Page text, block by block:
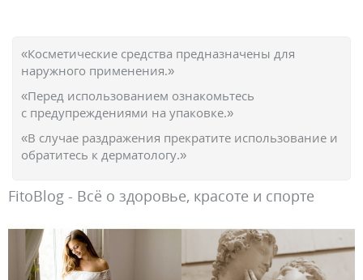
«Косметические средства предназначены для
наружного применения.»
«Перед использованием ознакомьтесь
с предупреждениями на упаковке.»
«В случае раздражения прекратите использование и
обратитесь к дерматологу.»
FitoBlog - Всё о здоровье, красоте и спорте